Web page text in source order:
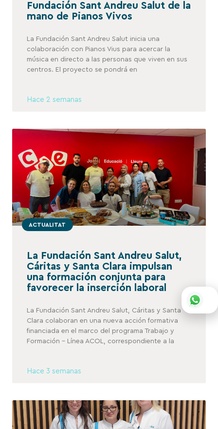
Fundación Sant Andreu Salut de la
mano de Pianos Vivos
La Fundación Sant Andreu Salut inicia una
colaboración con Pianos Vius para acercar la
música en directo a las personas que viven en sus
centros. El proyecto se pondrá en
Hace 2 semanas
ACTUALITAT
La Fundación Sant Andreu Salut,
Cáritas y Santa Clara impulsan
una formación conjunta para
favorecer la inserción laboral
La Fundación Sant Andreu Salut, Cáritas y Santa
Clara colaboran en una nueva acción formativa
financiada en el marco del programa Trabajo y
Formación – Línea ACOL, correspondiente a la
Hace 3 semanas